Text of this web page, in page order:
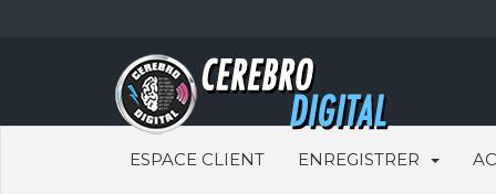
ESPACE CLIENT ENREGISTRER